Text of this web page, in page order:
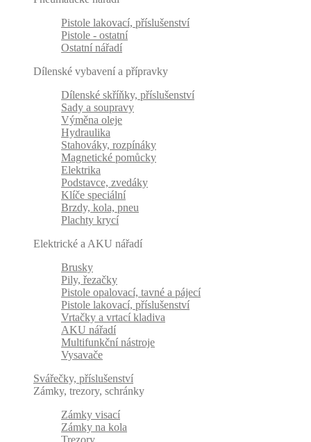
Pistole lakovací, příslušenství
Pistole - ostatní
Ostatní nářadí
Dílenské vybavení a přípravky
Dílenské skříňky, příslušenství
Sady a soupravy
Výměna oleje
Hydraulika
Stahováky, rozpínáky
Magnetické pomůcky
Elektrika
Podstavce, zvedáky
Klíče speciální
Brzdy, kola, pneu
Plachty krycí
Elektrické a AKU nářadí
Brusky
Pily, řezačky
Pistole opalovací, tavné a pájecí
Pistole lakovací, příslušenství
Vrtačky a vrtací kladiva
AKU nářadí
Multifunkční nástroje
Vysavače
Svářečky, příslušenství
Zámky, trezory, schránky
Zámky visací
Zámky na kola